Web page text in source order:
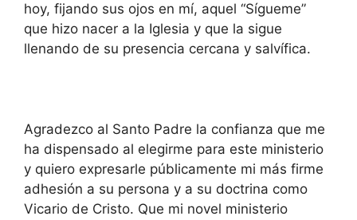
hoy, fijando sus ojos en mí, aquel “Sígueme”
que hizo nacer a la Iglesia y que la sigue
llenando de su presencia cercana y salvífica.
Agradezco al Santo Padre la confianza que me
ha dispensado al elegirme para este ministerio
y quiero expresarle públicamente mi más firme
adhesión a su persona y a su doctrina como
Vicario de Cristo. Que mi novel ministerio